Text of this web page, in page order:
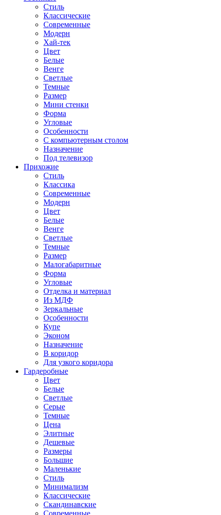
Стиль
Классические
Современные
Модерн
Хай-тек
Цвет
Белые
Венге
Светлые
Темные
Размер
Мини стенки
Форма
Угловые
Особенности
С компьютерным столом
Назначение
Под телевизор
Прихожие
Стиль
Классика
Современные
Модерн
Цвет
Белые
Венге
Светлые
Темные
Размер
Малогабаритные
Форма
Угловые
Отделка и материал
Из МДФ
Зеркальные
Особенности
Купе
Эконом
Назначение
В коридор
Для узкого коридора
Гардеробные
Цвет
Белые
Светлые
Серые
Темные
Цена
Элитные
Дешевые
Размеры
Большие
Маленькие
Стиль
Минимализм
Классические
Скандинавские
Современные